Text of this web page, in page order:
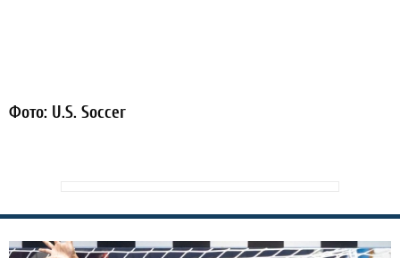
Фото: U.S. Soccer